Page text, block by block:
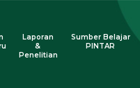
Laporan
&
Penelitian
Sumber Belajar
PINTAR